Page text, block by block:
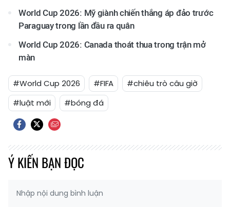
World Cup 2026: Mỹ giành chiến thắng áp đảo trước
Paraguay trong lần đầu ra quân
World Cup 2026: Canada thoát thua trong trận mở
màn
#World Cup 2026 #FIFA
#chiêu trò câu giờ
#luật mới
#bóng đá
Ý KIẾN BẠN ĐỌC